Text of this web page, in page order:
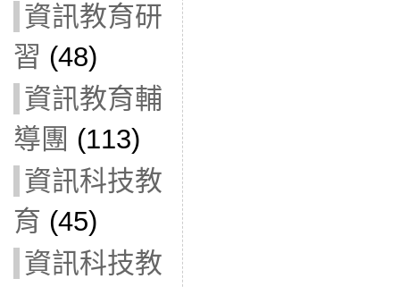
資訊教育研
習 (48)
資訊教育輔
導團 (113)
資訊科技教
育 (45)
資訊科技教